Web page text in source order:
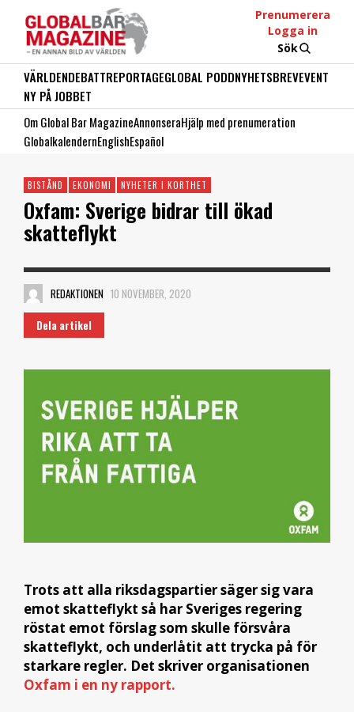
Prenumerera
Logga in
Sök
VÄRLDENDEBATTREPORTAGEGLOBAL PODDNYHETSBREVEVENT
NY PÅ JOBBET
Om Global Bar MagazineAnnonseraHjälp med prenumeration
GlobalkalendernEnglishEspañol
BISTÅND EKONOMI NYHETER I KORTHET
Oxfam: Sverige bidrar till ökad
skatteflykt
REDAKTIONEN 10 NOVEMBER, 2020
Dela artikel
Trots att alla riksdagspartier säger sig vara
emot skatteflykt så har Sveriges regering
röstat emot förslag som skulle försvåra
skatteflykt, och underlåtit att trycka på för
starkare regler. Det skriver organisationen
Oxfam i en ny rapport.